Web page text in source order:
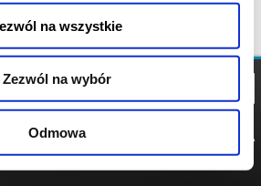
na wszystkie
Zezwól na wybór
Odmowa
POLITYKA
POLITYKA